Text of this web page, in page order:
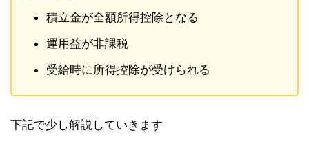
積立金が全額所得控除となる
運用益が非課税
受給時に所得控除が受けられる
下記で少し解説していきます